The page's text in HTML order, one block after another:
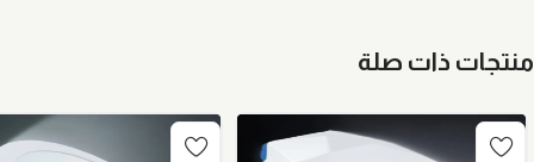
منتجات ذات صلة